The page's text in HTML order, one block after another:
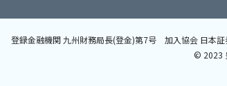
登録金融機関 九州財務局長(登金)第7号 加入協会 日本
©️ 2023